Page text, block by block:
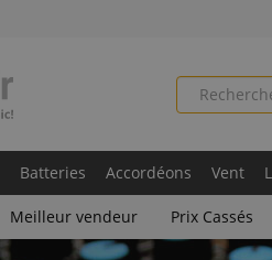
Batteries Accordéons Vent
Meilleur vendeur Prix Cassés